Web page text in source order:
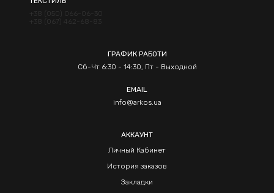
+38 (050) 066-06-30
+38 (067) 462-68-83
ГРАФИК РАБОТИ
Сб-Чт 6:30 - 14:30, Пт - Выходной
EMAIL
info@arkos.ua
АККАУНТ
Личный Кабинет
История заказов
Закладки